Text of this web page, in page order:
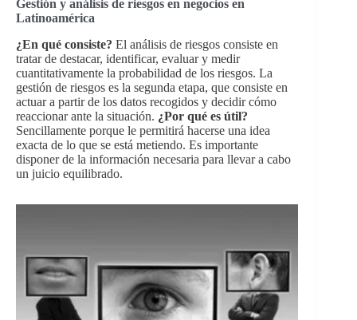
Gestión y análisis de riesgos en negocios en
Latinoamérica
¿En qué consiste? El análisis de riesgos consiste en
tratar de destacar, identificar, evaluar y medir
cuantitativamente la probabilidad de los riesgos. La
gestión de riesgos es la segunda etapa, que consiste en
actuar a partir de los datos recogidos y decidir cómo
reaccionar ante la situación. ¿Por qué es útil?
Sencillamente porque le permitirá hacerse una idea
exacta de lo que se está metiendo. Es importante
disponer de la información necesaria para llevar a cabo
un juicio equilibrado.